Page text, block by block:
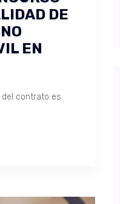
DE
EN
del contrato es